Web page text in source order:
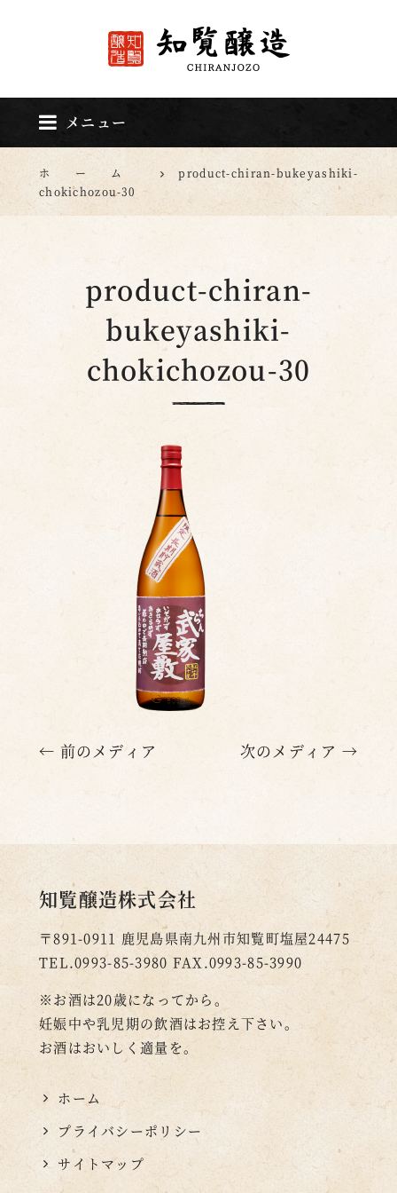
メニュー
ホーム
product-chiran-bukeyashiki-
chokichozou-30
product-chiran-
bukeyashiki-
chokichozou-30
← 前のメディア 次のメディア →
知覧醸造株式会社
〒891-0911 鹿児島県南九州市知覧町塩屋24475
TEL.0993-85-3980 FAX.0993-85-3990
※お酒は20歳になってから。
妊娠中や乳児期の飲酒はお控え下さい。
お酒はおいしく適量を。
ホーム
プライバシーポリシー
サイトマップ